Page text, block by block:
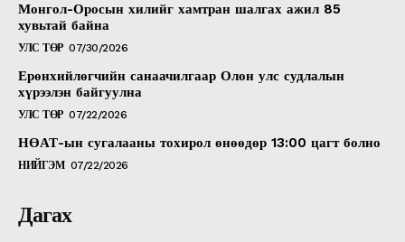
Монгол-Оросын хилийг хамтран шалгах ажил 85
хувьтай байна
УЛС ТӨР 07/30/2026
Ерөнхийлөгчийн санаачилгаар Олон улс судлалын
хүрээлэн байгуулна
УЛС ТӨР 07/22/2026
НӨАТ-ын сугалааны тохирол өнөөдөр 13:00 цагт болно
НИЙГЭМ 07/22/2026
Дагах